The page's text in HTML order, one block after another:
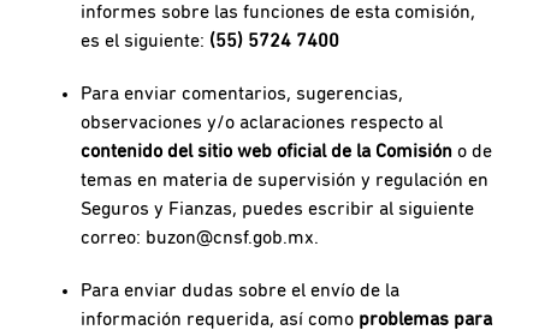
informes sobre las funciones de esta comisión,
es el siguiente: (55) 5724 7400
Para enviar comentarios, sugerencias,
observaciones y/o aclaraciones respecto al
contenido del sitio web oficial de la Comisión o de
temas en materia de supervisión y regulación en
Seguros y Fianzas, puedes escribir al siguiente
correo: buzon@cnsf.gob.mx.
Para enviar dudas sobre el envío de la
información requerida, así como problemas para